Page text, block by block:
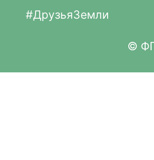
#ДрузьяЗемли
©